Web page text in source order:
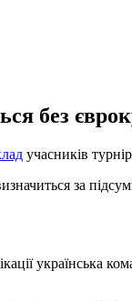
без
учасників
за
українська